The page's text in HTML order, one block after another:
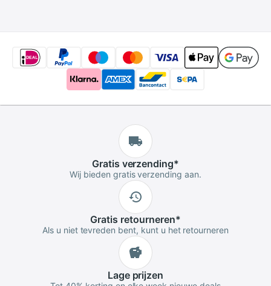
Gratis verzending*
Wij bieden gratis verzending aan.
Gratis retourneren*
Als u niet tevreden bent, kunt u het retourneren
Lageprijzen